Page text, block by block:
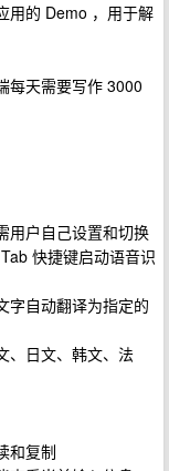
用的 Demo ，用于解
每天需要写作 3000
用户自己设置和切换
快捷键启动语音识
字自动翻译为指定的
、日文、韩文、法
和复制